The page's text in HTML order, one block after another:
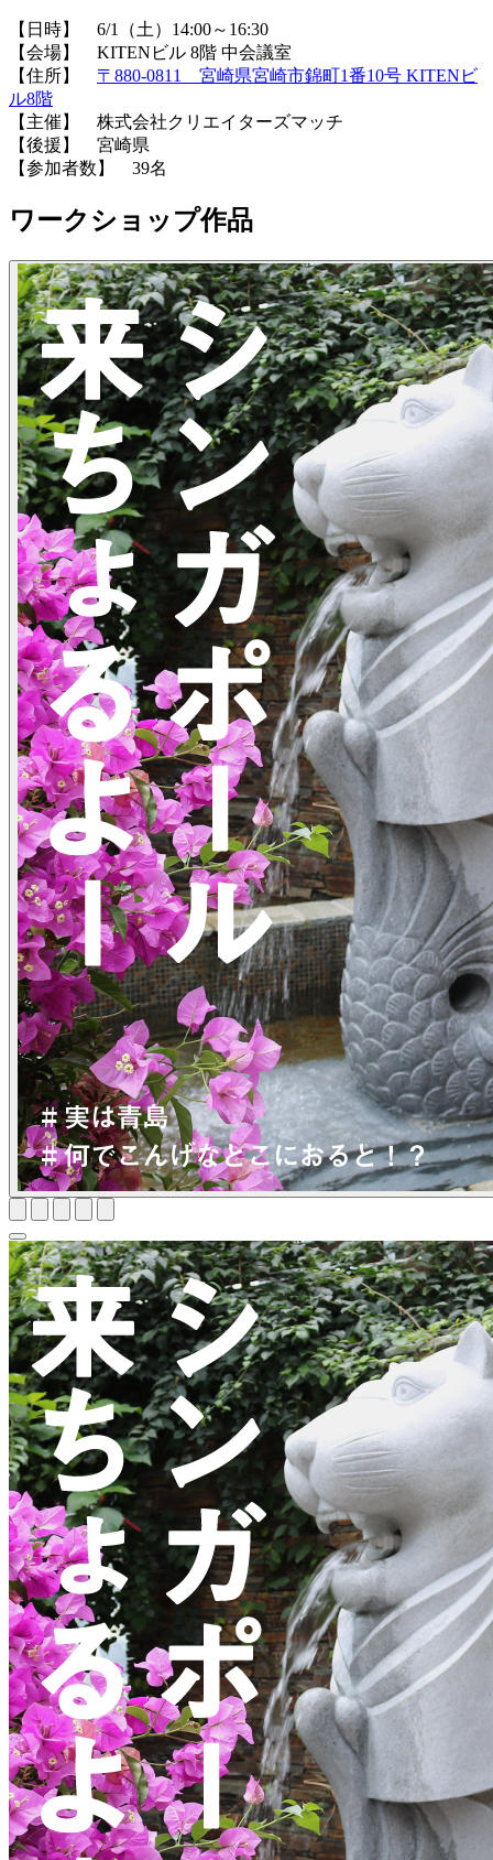
【日時】 6/1（土）14:00～16:30
【会場】 KITENビル 8階 中会議室
【住所】 〒880-0811 宮崎県宮崎市錦町1番10号 KITENビ
ル8階
【主催】 株式会社クリエイターズマッチ
【後援】 宮崎県
【参加者数】 39名
ワークショップ作品